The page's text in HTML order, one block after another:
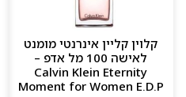
קלוין קליין אינרנטי מומנט
לאישה 100 מל אדפ –
Calvin Klein Eternity
Moment for Women E.D.P